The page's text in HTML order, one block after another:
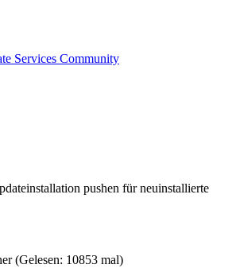
pushen für neuinstallierte
(Gelesen: 10853 mal)